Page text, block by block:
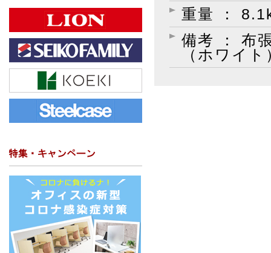
重量 ：
備考 ： 布
（ホワイ